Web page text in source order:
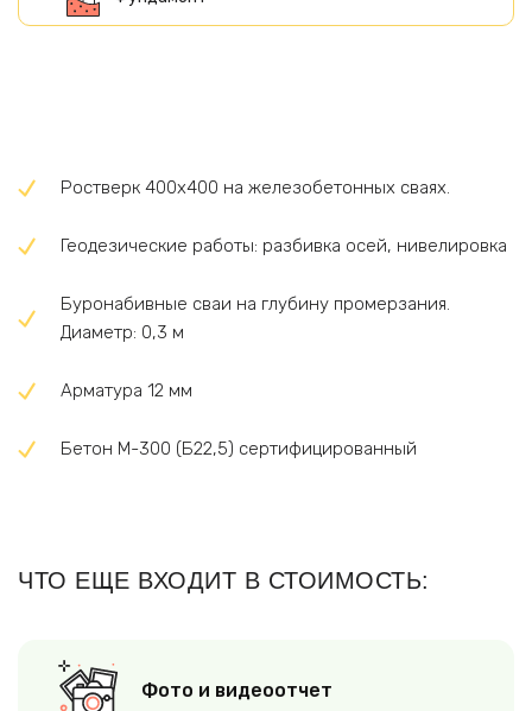
Ростверк 400х400 на железобетонных сваях.
Геодезические работы: разбивка осей, нивелировка
Буронабивные сваи на глубину промерзания.
Диаметр: 0,3 м
Арматура 12 мм
Бетон М-300 (Б22,5) сертифицированный
ЧТО ЕЩЕ ВХОДИТ В СТОИМОСТЬ:
Фото и видеоотчет